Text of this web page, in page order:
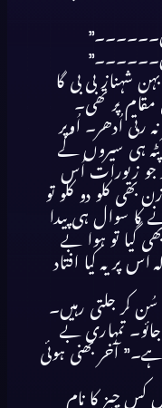
شہناز بی بی گا
پر تھی۔
رتی اُدھر۔ اُوپر
ہی سیروں کے
جو زیورات اُس
بھی کلو دو کلو تو
کا سوال ہی پیدا
گیا تو ہوا بے
پر یہ کیا افتاد
کر جلتی رہیں۔
تمہاری بے
آخر بھنی ہوئی
کس چیز کا نام